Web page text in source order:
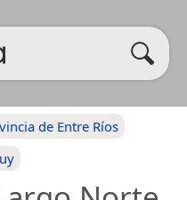
de Entre Ríos